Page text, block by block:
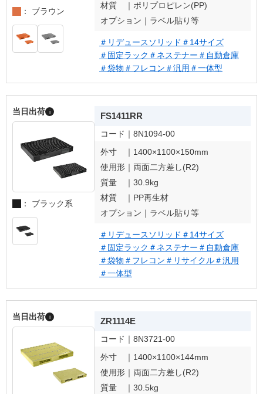
： ブラウン
材質 ｜ ポリプロピレン(PP)
オプション｜ ラベル貼り等
＃リデュースソリッド ＃14サイズ
＃固定ラック ＃ネステナー ＃自動倉庫
＃袋物 ＃フレコン ＃汎用 ＃一体型
当日出荷 i
： ブラック系
FS1411RR
コード｜ 8N1094-00
外寸 ｜ 1400×1100×150mm
使用形｜ 両面二方差し(R2)
質量 ｜ 30.9kg
材質 ｜ PP再生材
オプション｜ ラベル貼り等
＃リデュースソリッド ＃14サイズ
＃固定ラック ＃ネステナー ＃自動倉庫
＃袋物 ＃フレコン ＃リサイクル＃汎用
＃一体型
当日出荷 i ZR1114E
コード｜ 8N3721-00
外寸 ｜ 1400×1100×144mm
使用形｜ 両面二方差し(R2)
質量 ｜ 30.5kg